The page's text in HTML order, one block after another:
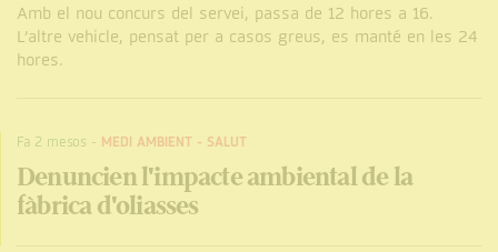
Amb el nou concurs del servei, passa de 12 hores a 16.
L’altre vehicle, pensat per a casos greus, es manté en les 24
hores.
Fa 2 mesos - MEDI AMBIENT - SALUT
Denuncien l'impacte ambiental de la
fàbrica d'oliasses